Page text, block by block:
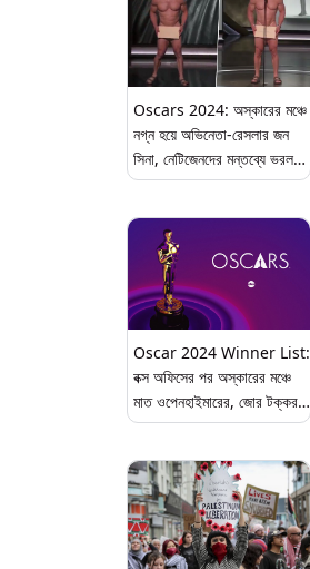
Oscars 2024: অস্কারের মঞ্চে
নগ্ন হয়ে অভিনেতা-রেসলার জন
সিনা, নেটিজেনদের মন্তব্যে ভরল
সোশ্যাল মিডিয়া (দেখুন ভিডিও)
Oscar 2024 Winner List:
বক্স অফিসের পর অস্কারের মঞ্চে
মাত ওপেনহাইমারের, জোর টক্কর
পুওর থিংস এর (এক ঝলকে পুরো